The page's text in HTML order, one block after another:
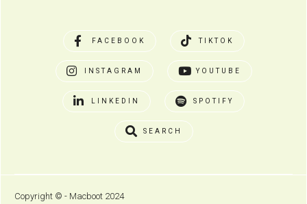
FACEBOOK TIKTOK
INSTAGRAM YOUTUBE
LINKEDIN SPOTIFY
SEARCH
Copyright © - Macboot 2024